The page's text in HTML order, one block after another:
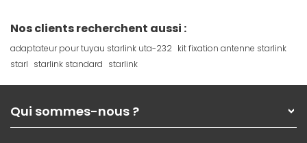
Nos clients recherchent aussi :
adaptateur pour tuyau starlink uta-232 kit fixation antenne starlink
starl starlink standard starlink
Qui sommes-nous ?